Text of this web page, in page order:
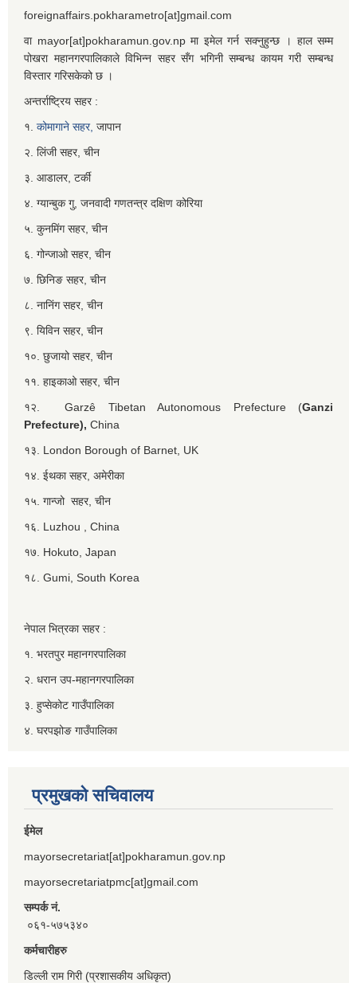
foreignaffairs.pokharametro[at]gmail.com
वा mayor[at]pokharamun.gov.np मा इमेल गर्न सक्नुहुन्छ । हाल सम्म
पोखरा महानगरपालिकाले विभिन्न सहर सँग भगिनी सम्बन्ध कायम गरी सम्बन्ध
विस्तार गरिसकेको छ ।
अन्तर्राष्ट्रिय सहर :
१. कोमागाने सहर, जापान
२. लिंजी सहर, चीन
३. आडालर, टर्की
४. ग्यान्बुक गु, जनवादी गणतन्त्र दक्षिण कोरिया
५. कुनमिंग सहर, चीन
६. गोन्जाओ सहर, चीन
७. छिनिङ सहर, चीन
८. नानिंग सहर, चीन
९. यिविन सहर, चीन
१०. छुजायो सहर, चीन
११. हाइकाओ सहर, चीन
१२. Garzê Tibetan Autonomous Prefecture (Ganzi
Prefecture), China
१३. London Borough of Barnet, UK
१४. ईथका सहर, अमेरीका
१५. गान्जो सहर, चीन
१६. Luzhou , China
१७. Hokuto, Japan
१८. Gumi, South Korea
नेपाल भित्रका सहर :
१. भरतपुर महानगरपालिका
२. धरान उप-महानगरपालिका
३. हुप्सेकोट गाउँपालिका
४. घरपझोङ गाउँपालिका
प्रमुखको सचिवालय
ईमेल
mayorsecretariat[at]pokharamun.gov.np
mayorsecretariatpmc[at]gmail.com
सम्पर्क नं.
०६१-५७५३४०
कर्मचारीहरु
डिल्ली राम गिरी (प्रशासकीय अधिकृत)